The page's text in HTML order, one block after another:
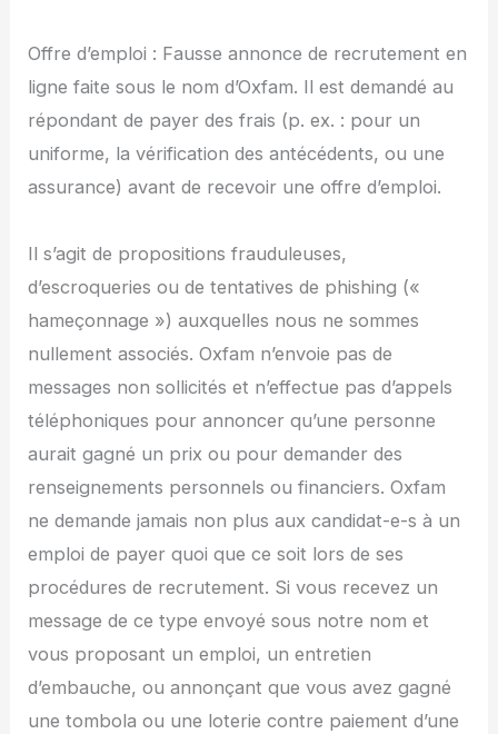
Offre d’emploi : Fausse annonce de recrutement en
ligne faite sous le nom d’Oxfam. Il est demandé au
répondant de payer des frais (p. ex. : pour un
uniforme, la vérification des antécédents, ou une
assurance) avant de recevoir une offre d’emploi.
Il s’agit de propositions frauduleuses,
d’escroqueries ou de tentatives de phishing («
hameçonnage ») auxquelles nous ne sommes
nullement associés. Oxfam n’envoie pas de
messages non sollicités et n’effectue pas d’appels
téléphoniques pour annoncer qu’une personne
aurait gagné un prix ou pour demander des
renseignements personnels ou financiers. Oxfam
ne demande jamais non plus aux candidat-e-s à un
emploi de payer quoi que ce soit lors de ses
procédures de recrutement. Si vous recevez un
message de ce type envoyé sous notre nom et
vous proposant un emploi, un entretien
d’embauche, ou annonçant que vous avez gagné
une tombola ou une loterie contre paiement d’une